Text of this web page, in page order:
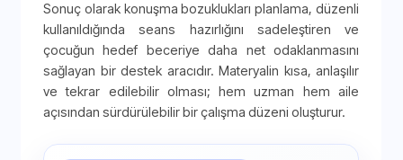
Sonuç olarak konuşma bozuklukları planlama, düzenli
kullanıldığında seans hazırlığını sadeleştiren ve
çocuğun hedef beceriye daha net odaklanmasını
sağlayan bir destek aracıdır. Materyalin kısa, anlaşılır
ve tekrar edilebilir olması; hem uzman hem aile
açısından sürdürülebilir bir çalışma düzeni oluşturur.